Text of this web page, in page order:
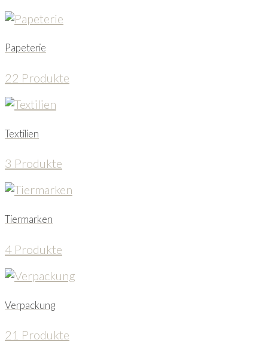
Papeterie
22 Produkte
Textilien
3 Produkte
Tiermarken
4 Produkte
Verpackung
21 Produkte